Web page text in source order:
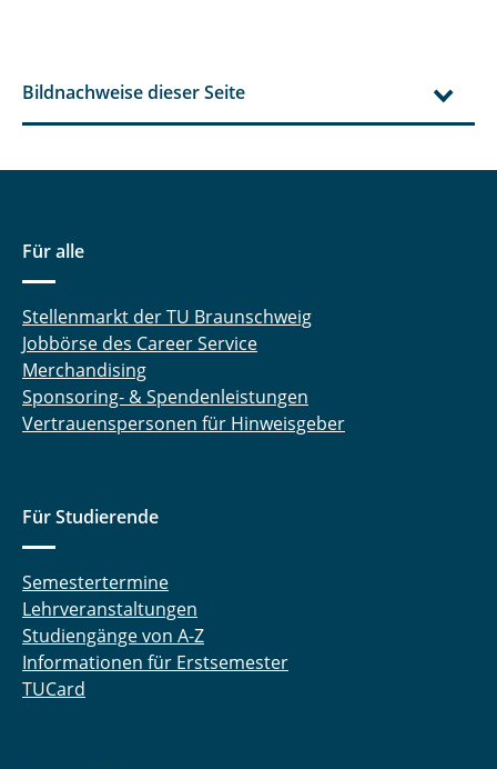
Bildnachweise dieser Seite
Für alle
Stellenmarkt der TU Braunschweig
Jobbörse des Career Service
Merchandising
Sponsoring- & Spendenleistungen
Vertrauenspersonen für Hinweisgeber
Für Studierende
Semestertermine
Lehrveranstaltungen
Studiengänge von A-Z
Informationen für Erstsemester
TUCard